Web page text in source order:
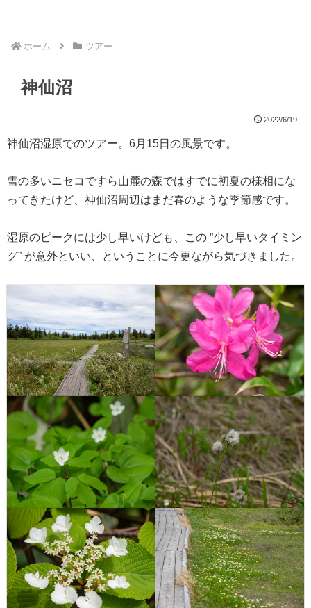
ホーム ツアー
神仙沼
2022/6/19
神仙沼湿原でのツアー。6月15日の風景です。
雪の多いニセコですら山麓の森ではすでに初夏の様相にな
ってきたけど、神仙沼周辺はまだ春のような季節感です。
湿原のピークには少し早いけども、この ”少し早いタイミン
グ” が意外といい、ということに今更ながら気づきました。